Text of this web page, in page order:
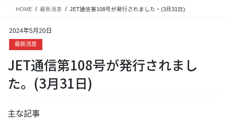
HOME 最新消息 JET通信第108号が発行されました。(3月31日)
2024年5月20日
最新消息
JET通信第108号が発行されまし
た。(3月31日)
主な記事